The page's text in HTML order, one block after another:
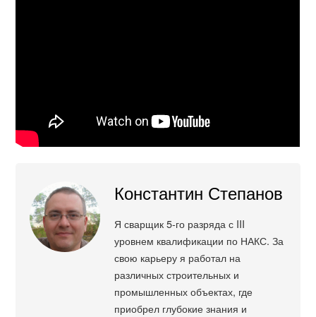
Константин Степанов
Я сварщик 5-го разряда с III
уровнем квалификации по НАКС. За
свою карьеру я работал на
различных строительных и
промышленных объектах, где
приобрел глубокие знания и